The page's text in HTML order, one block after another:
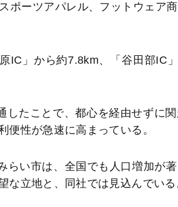
ポーツアパレル、フットウェア
IC」から約7.8km、「谷田部IC
たことで、都心を経由せずに
便性が急速に高まっている。
らい市は、全国でも人口増加が
な立地と、同社では見込んでいる